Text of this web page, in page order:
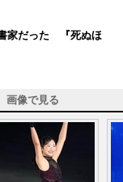
家だった 『死ぬほ
画像で見る